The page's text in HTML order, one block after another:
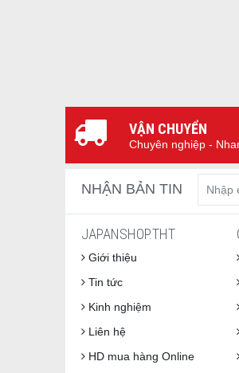
VẬN CHUYỂN
Chuyên nghiệp -
NHẬN BẢN TIN
JAPANSHOP.THT
Giới thiệu
Tin tức
Kinh nghiệm
Liên hệ
HD mua hàng Online